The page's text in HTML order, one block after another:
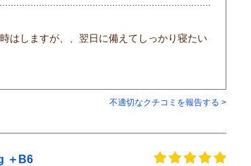
はしますが、、翌日に備えてしっかり寝たい
不適切なクチコミを報告する >
＋B6